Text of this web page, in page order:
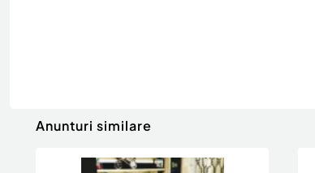
Anunturi similare